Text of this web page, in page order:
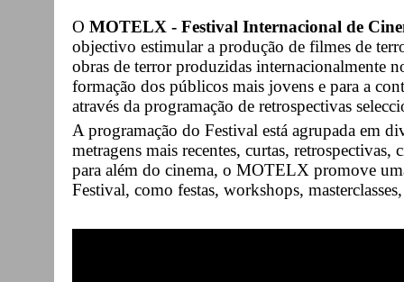
O MOTELX - Festival Internacional de
objectivo estimular a produção de filmes de
obras de terror produzidas internacionalmente
formação dos públicos mais jovens e para a
através da programação de retrospectivas
A programação do Festival está agrupada em
metragens mais recentes, curtas,
para além do cinema, o MOTELX promove
Festival, como festas, workshops,